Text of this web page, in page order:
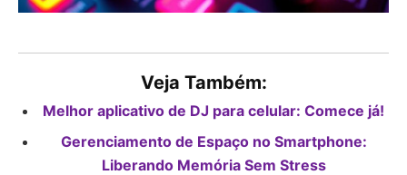
Veja Também:
Melhor aplicativo de DJ para celular: Comece já!
Gerenciamento de Espaço no Smartphone:
Liberando Memória Sem Stress